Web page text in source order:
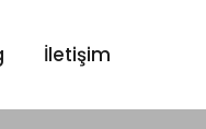
İletişim